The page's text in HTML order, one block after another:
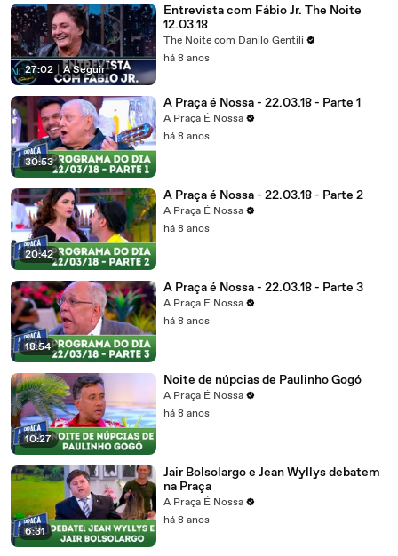
27:02 A Seguir
Entrevista com Fábio Jr. The Noite
12.03.18
The Noite com Danilo Gentili
há 8 anos
30:53
A Praça é Nossa - 22.03.18 - Parte 1
A Praça É Nossa
há 8 anos
20:42
A Praça é Nossa - 22.03.18 - Parte 2
A Praça É Nossa
há 8 anos
18:54
A Praça é Nossa - 22.03.18 - Parte 3
A Praça É Nossa
há 8 anos
10:27
Noite de núpcias de Paulinho Gogó
A Praça É Nossa
há 8 anos
6:31
Jair Bolsolargo e Jean Wyllys debatem
na Praça
A Praça É Nossa
há 8 anos